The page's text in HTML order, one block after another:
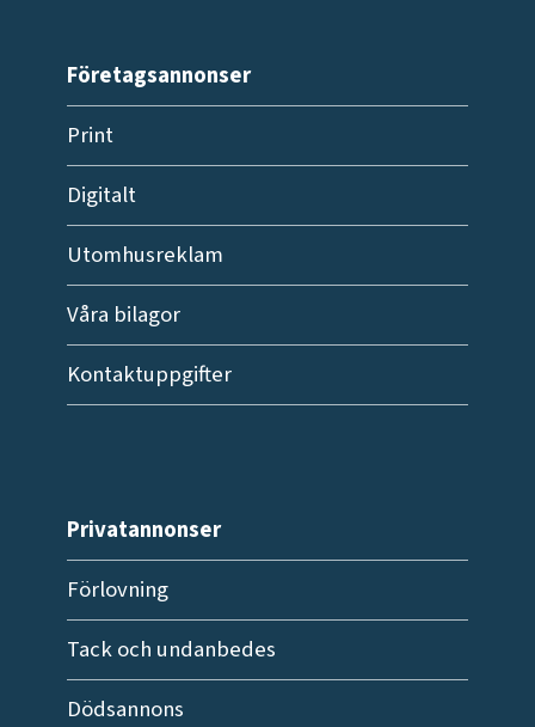
Företagsannonser
Print
Digitalt
Utomhusreklam
Våra bilagor
Kontaktuppgifter
Privatannonser
Förlovning
Tack och undanbedes
Dödsannons